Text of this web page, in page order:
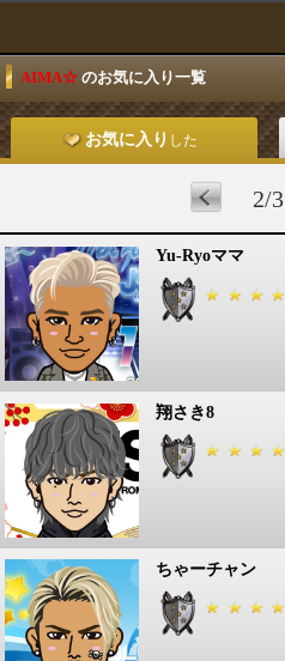
AIMA☆ のお気に入り一覧
お気に入り した
2/3
Yu-Ryoママ
翔さき8
ちゃーチャン